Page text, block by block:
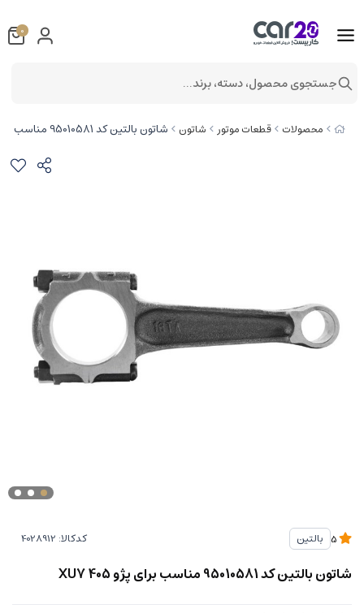
محصولات قطعات موتور شاتون شاتون بالتین کد 95010581 مناسب برای پژو 405 XU7
بالتین کدکالا:
شاتون بالتین کد 95010581 مناسب برای پژو 405 XU7
0
جستجوی محصول، دسته، برند...